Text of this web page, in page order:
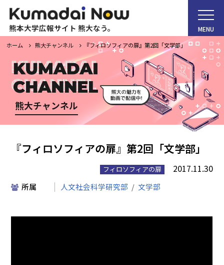
熊本大学広報サイト 熊大なう。
ホーム 熊大チャンネル 『フィロソフィアの扉』第2回「文学部」
熊大チャンネル
『フィロソフィアの扉』第2回「文学部」
フィロソフィアの扉 2017.11.30
所属 人文社会科学研究部 文学部
MENU
ホーム
Kumadai Now（熊大なう。）とは
熊大タイムズ
熊大チャンネル